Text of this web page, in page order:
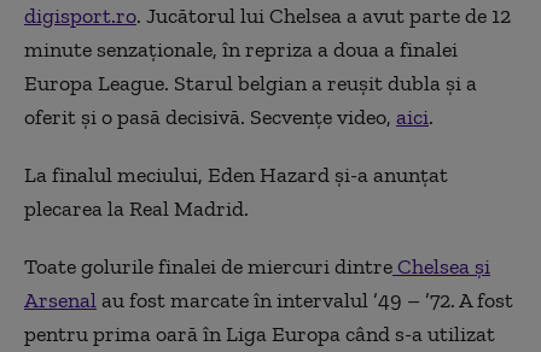
digisport.ro. Jucătorul lui Chelsea a avut parte de 12
minute senzaționale, în repriza a doua a finalei
Europa League. Starul belgian a reușit dubla și a
oferit și o pasă decisivă. Secvențe video, aici.
La finalul meciului, Eden Hazard și-a anunțat
plecarea la Real Madrid.
Toate golurile finalei de miercuri dintreChelsea și
Arsenalau fost marcate în intervalul ’49 – ’72. A fost
pentru prima oară în Liga Europa când s-a utilizat